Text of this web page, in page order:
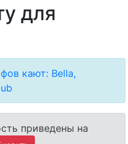
для
кают: Bella,
приведены на